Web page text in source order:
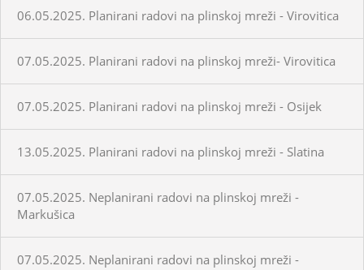
06.05.2025. Planirani radovi na plinskoj mreži - Virovitica
07.05.2025. Planirani radovi na plinskoj mreži- Virovitica
07.05.2025. Planirani radovi na plinskoj mreži - Osijek
13.05.2025. Planirani radovi na plinskoj mreži - Slatina
07.05.2025. Neplanirani radovi na plinskoj mreži -
Markušica
07.05.2025. Neplanirani radovi na plinskoj mreži -